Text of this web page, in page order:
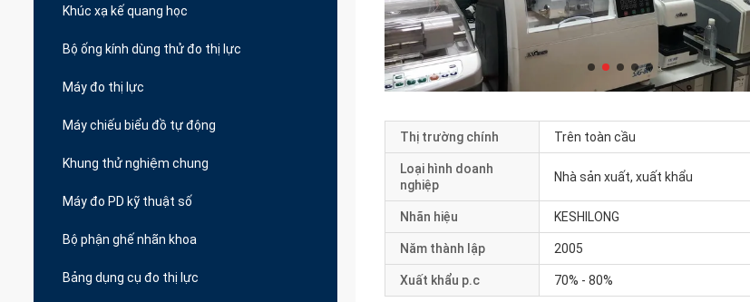
Khúc xạ kế quang học
Bộ ống kính dùng thử đo thị lực
Máy đo thị lực
Máy chiếu biểu đồ tự động
Khung thử nghiệm chung
Máy đo PD kỹ thuật số
Bộ phận ghế nhãn khoa
Bảng dụng cụ đo thị lực
Thị trường chính Trên toàn cầu
Loại hình doanh
nghiệp
Nhà sản xuất, xuất khẩu
Nhãn hiệu KESHILONG
Năm thành lập 2005
Xuất khẩu p.c 70% - 80%